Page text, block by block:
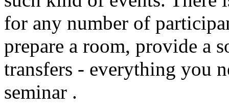
for any number of
prepare a room, provide a
transfers - everything you
seminar .